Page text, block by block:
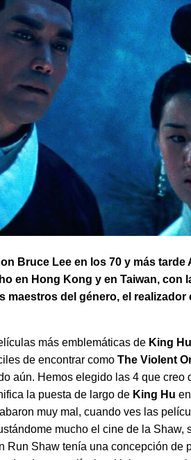
Bruce Lee en los 70 y más tarde
en Hong Kong y en Taiwan, con
maestros del género, el
más emblemáticas de King Hu
de encontrar comoThe Violent
aún. Hemos elegido las 4 que creo
la puesta de largo de King Hu
muy mal, cuando ves las
mucho el cine de la Shaw,
Run Shaw tenía una concepción de